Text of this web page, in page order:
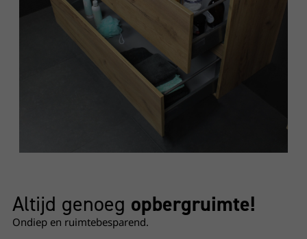
Altijd genoeg opbergruimte!
Ondiep en ruimtebesparend.